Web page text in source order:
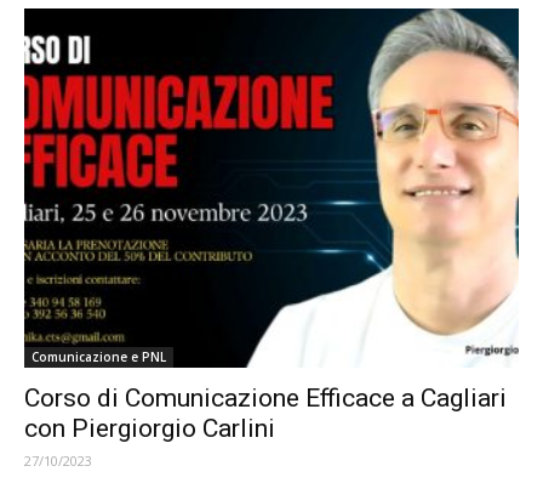
Comunicazione e PNL
Corso di Comunicazione Efficace a Cagliari
con Piergiorgio Carlini
27/10/2023